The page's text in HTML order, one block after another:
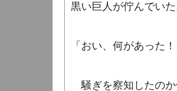
黒い巨人が佇んでいた
「おい、何があった！
騒ぎを察知したのか